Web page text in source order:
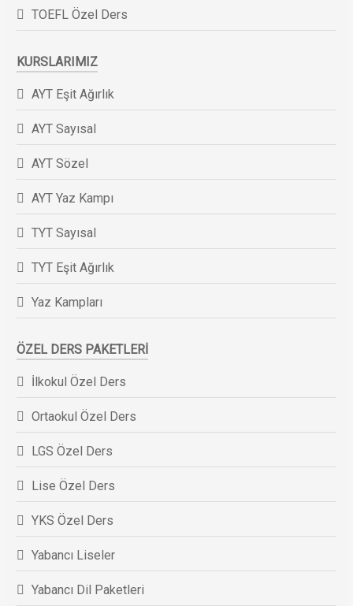
TOEFL Özel Ders
KURSLARIMIZ
AYT Eşit Ağırlık
AYT Sayısal
AYT Sözel
AYT Yaz Kampı
TYT Sayısal
TYT Eşit Ağırlık
Yaz Kampları
ÖZEL DERS PAKETLERI
İlkokul Özel Ders
Ortaokul Özel Ders
LGS Özel Ders
Lise Özel Ders
YKS Özel Ders
Yabancı Liseler
Yabancı Dil Paketleri